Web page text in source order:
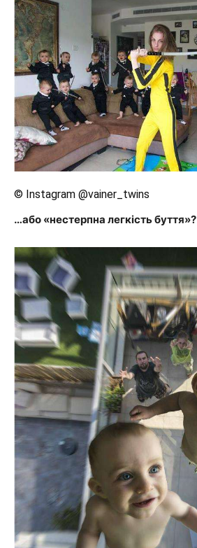
© Instagram @vainer_twins
…або «нестерпна легкість буття»?